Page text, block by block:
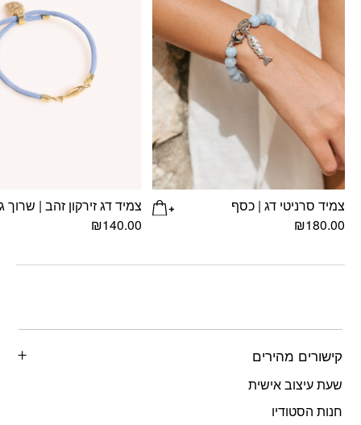
צמיד סרניטי דג | כסף
₪180.00
צמיד דג זירקון זהב | שרוך
₪140.00
קישורים מהירים
שעת עיצוב אישית
חנות הסטודיו